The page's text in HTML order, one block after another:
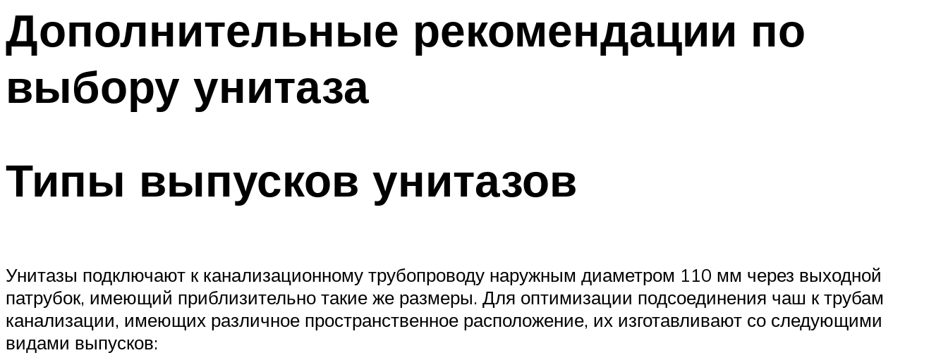
Дополнительные рекомендации по
выбору унитаза
Типы выпусков унитазов
Унитазы подключают к канализационному трубопроводу наружным диаметром 110 мм через выходной
патрубок, имеющий приблизительно такие же размеры. Для оптимизации подсоединения чаш к трубам
канализации, имеющих различное пространственное расположение, их изготавливают со следующими
видами выпусков: